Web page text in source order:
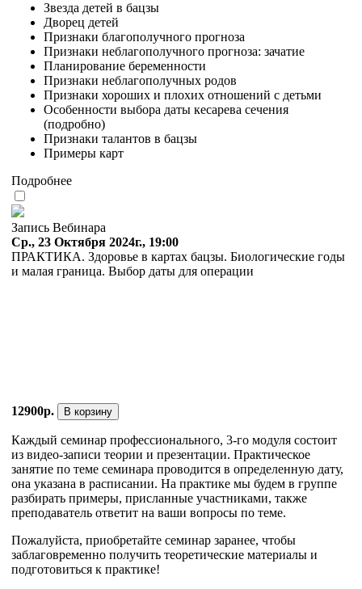
Звезда детей в бацзы
Дворец детей
Признаки благополучного прогноза
Признаки неблагополучного прогноза: зачатие
Планирование беременности
Признаки неблагополучных родов
Признаки хороших и плохих отношений с детьми
Особенности выбора даты кесарева сечения
(подробно)
Признаки талантов в бацзы
Примеры карт
Подробнее
Запись Вебинара
Ср., 23 Октября 2024г., 19:00
ПРАКТИКА. Здоровье в картах бацзы. Биологические годы
и малая граница. Выбор даты для операции
12900р. В корзину
Каждый семинар профессионального, 3-го модуля состоит
из видео-записи теории и презентации. Практическое
занятие по теме семинара проводится в определенную дату,
она указана в расписании. На практике мы будем в группе
разбирать примеры, присланные участниками, также
преподаватель ответит на ваши вопросы по теме.
Пожалуйста, приобретайте семинар заранее, чтобы
заблаговременно получить теоретические материалы и
подготовиться к практике!